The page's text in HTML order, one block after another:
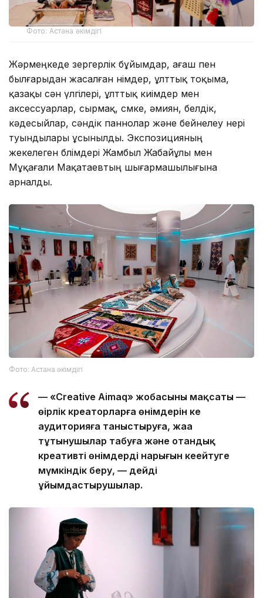
Фото: Астана әкімдігі
Жәрмеңкеде зергерлік бұйымдар, ағаш пен
былғарыдан жасалған өнімдер, ұлттық тоқыма,
қазақы сән үлгілері, ұлттық киімдер мен
аксессуарлар, сырмақ, сөмке, әмиян, белдік,
кәдесыйлар, сәндік паннолар және бейнелеу өнері
туындылары ұсынылды. Экспозицияның
жекелеген бөлімдері Жамбыл Жабайұлы мен
Мұқағали Мақатаевтың шығармашылығына
арналды.
Фото: Астана әкімдігі
— «Creative Aimaq» жобасының мақсаты —
өңірлік креаторларға өнімдерін кең
аудиторияға таныстыруға, жаңа
тұтынушылар табуға және отандық
креативті өнімдердің нарығын кеңейтуге
мүмкіндік беру, — дейді
ұйымдастырушылар.